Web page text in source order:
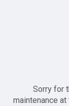
Sorry for
maintenance